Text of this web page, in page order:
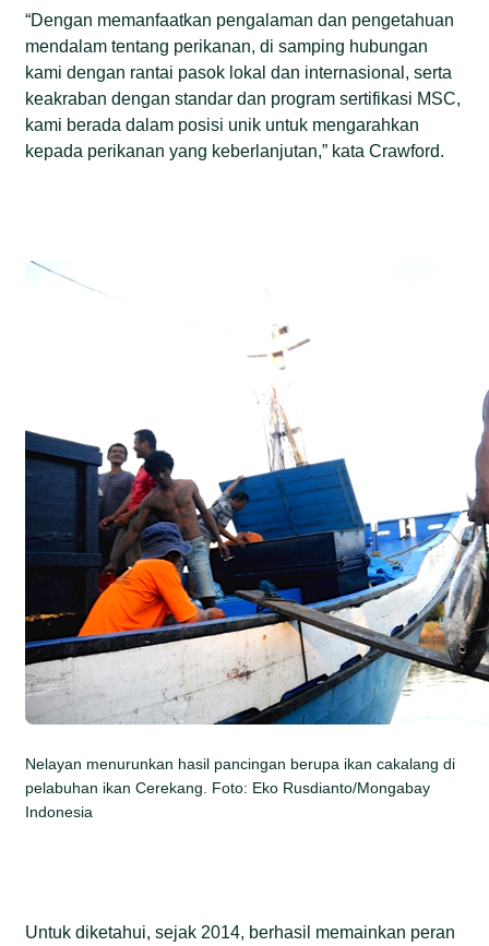
“Dengan memanfaatkan pengalaman dan pengetahuan
mendalam tentang perikanan, di samping hubungan
kami dengan rantai pasok lokal dan internasional, serta
keakraban dengan standar dan program sertifikasi MSC,
kami berada dalam posisi unik untuk mengarahkan
kepada perikanan yang keberlanjutan,” kata Crawford.
Nelayan menurunkan hasil pancingan berupa ikan cakalang di
pelabuhan ikan Cerekang. Foto: Eko Rusdianto/Mongabay
Indonesia
Untuk diketahui, sejak 2014, berhasil memainkan peran